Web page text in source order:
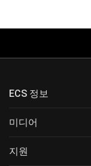
ECS 정보
미디어
지원